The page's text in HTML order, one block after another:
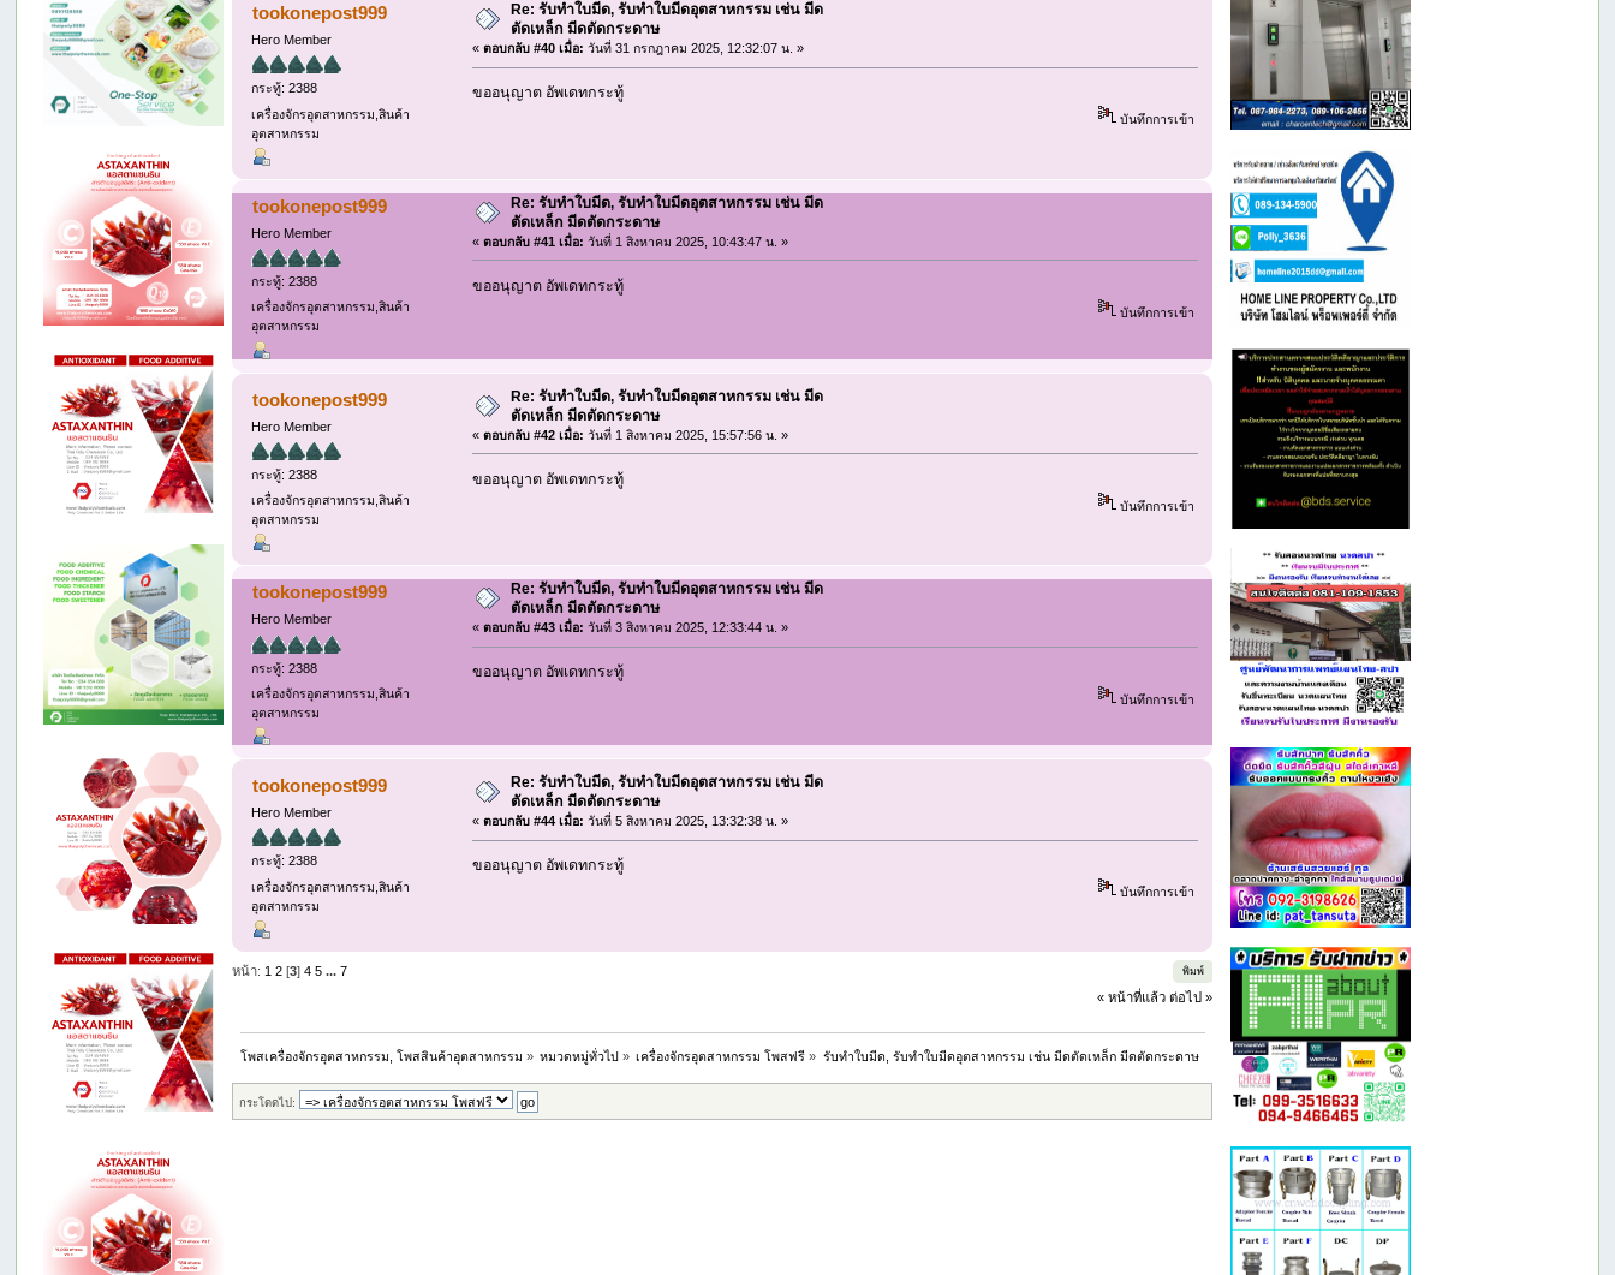
tookonepost999
Hero Member
กระทู้: 2388
เครื่องจักรอุตสาหกรรม,สินค้า
อุตสาหกรรม
Re: รับทำใบมีด, รับทำใบมีดอุตสาหกรรม เช่น มีด
ตัดเหล็ก มีดตัดกระดาษ
«ตอบกลับ #40 เมื่อ: วันที่ 31 กรกฎาคม 2025, 12:32:07 น. »
ขออนุญาต อัพเดทกระทู้
บันทึกการเข้า
tookonepost999
Hero Member
กระทู้: 2388
เครื่องจักรอุตสาหกรรม,สินค้า
อุตสาหกรรม
Re: รับทำใบมีด, รับทำใบมีดอุตสาหกรรม เช่น มีด
ตัดเหล็ก มีดตัดกระดาษ
«ตอบกลับ #41 เมื่อ: วันที่ 1 สิงหาคม 2025, 10:43:47 น. »
ขออนุญาต อัพเดทกระทู้
บันทึกการเข้า
tookonepost999
Hero Member
กระทู้: 2388
เครื่องจักรอุตสาหกรรม,สินค้า
อุตสาหกรรม
Re: รับทำใบมีด, รับทำใบมีดอุตสาหกรรม เช่น มีด
ตัดเหล็ก มีดตัดกระดาษ
«ตอบกลับ #42 เมื่อ: วันที่ 1 สิงหาคม 2025, 15:57:56 น. »
ขออนุญาต อัพเดทกระทู้
บันทึกการเข้า
tookonepost999
Hero Member
กระทู้: 2388
เครื่องจักรอุตสาหกรรม,สินค้า
อุตสาหกรรม
Re: รับทำใบมีด, รับทำใบมีดอุตสาหกรรม เช่น มีด
ตัดเหล็ก มีดตัดกระดาษ
«ตอบกลับ #43 เมื่อ: วันที่ 3 สิงหาคม 2025, 12:33:44 น. »
ขออนุญาต อัพเดทกระทู้
บันทึกการเข้า
tookonepost999
Hero Member
กระทู้: 2388
เครื่องจักรอุตสาหกรรม,สินค้า
อุตสาหกรรม
Re: รับทำใบมีด, รับทำใบมีดอุตสาหกรรม เช่น มีด
ตัดเหล็ก มีดตัดกระดาษ
«ตอบกลับ #44 เมื่อ: วันที่ 5 สิงหาคม 2025, 13:32:38 น. »
ขออนุญาต อัพเดทกระทู้
บันทึกการเข้า
พิมพ์
หน้า: 1 2 [3]4 5 ...7
« หน้าที่แล้ว ต่อไป »
โพสเครื่องจักรอุตสาหกรรม, โพสสินค้าอุตสาหกรรม » หมวดหมู่ทั่วไป » เครื่องจักรอุตสาหกรรม โพสฟรี » รับทำใบมีด, รับทำใบมีดอุตสาหกรรม เช่น มีดตัดเหล็ก มีดตัดกระดาษ
กระโดดไป: